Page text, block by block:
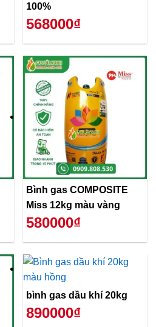
100%
568000₫
Bình gas COMPOSITE
Miss 12kg màu vàng
580000₫
bình gas dầu khí 20kg
890000₫